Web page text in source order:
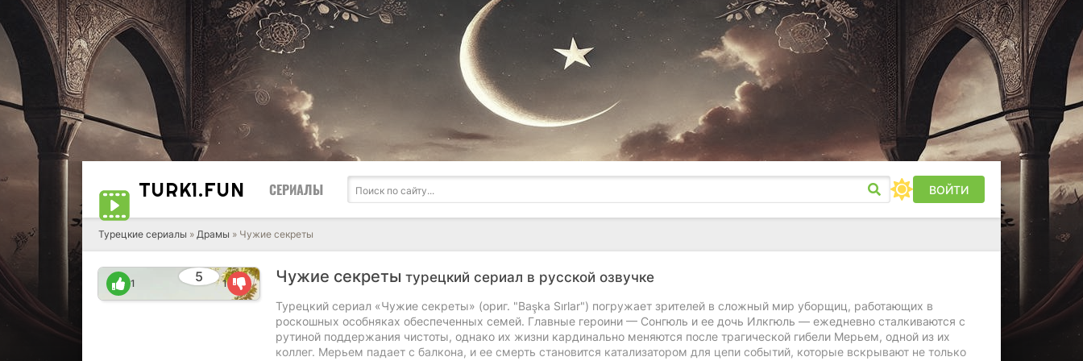
TURK1.FUN СЕРИАЛЫ ВОЙТИ
Турецкие сериалы » Драмы » Чужие секреты
Чужие секреты турецкий сериал в русской озвучке
5
1 1
Турецкий сериал «Чужие секреты» (ориг. "Başka Sırlar") погружает зрителей в сложный мир уборщиц, работающих в
роскошных особняках обеспеченных семей. Главные героини — Сонгюль и ее дочь Илкгюль — ежедневно сталкиваются с
рутиной поддержания чистоты, однако их жизни кардинально меняются после трагической гибели Мерьем, одной из их
коллег. Мерьем падает с балкона, и ее смерть становится катализатором для цепи событий, которые вскрывают не только